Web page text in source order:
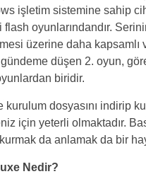
işletim sistemine sahip
oyunlarındandır.
üzerine daha kapsamlı
düşen 2. oyun,
biridir.
dosyasını indirip
için yeterli olmaktadır.
da anlamak da bir
Nedir?